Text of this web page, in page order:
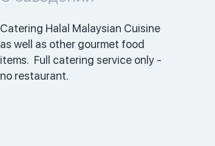
Catering Halal Malaysian Cuisine
as well as other gourmet food
items.  Full catering service only -
no restaurant.